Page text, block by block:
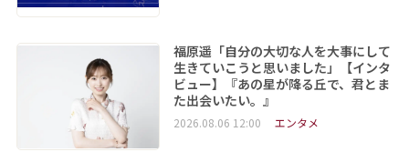
福原遥「自分の大切な人を大事にして
生きていこうと思いました」【インタ
ビュー】『あの星が降る丘で、君とま
た出会いたい。』
2026.08.06 12:00 エンタメ